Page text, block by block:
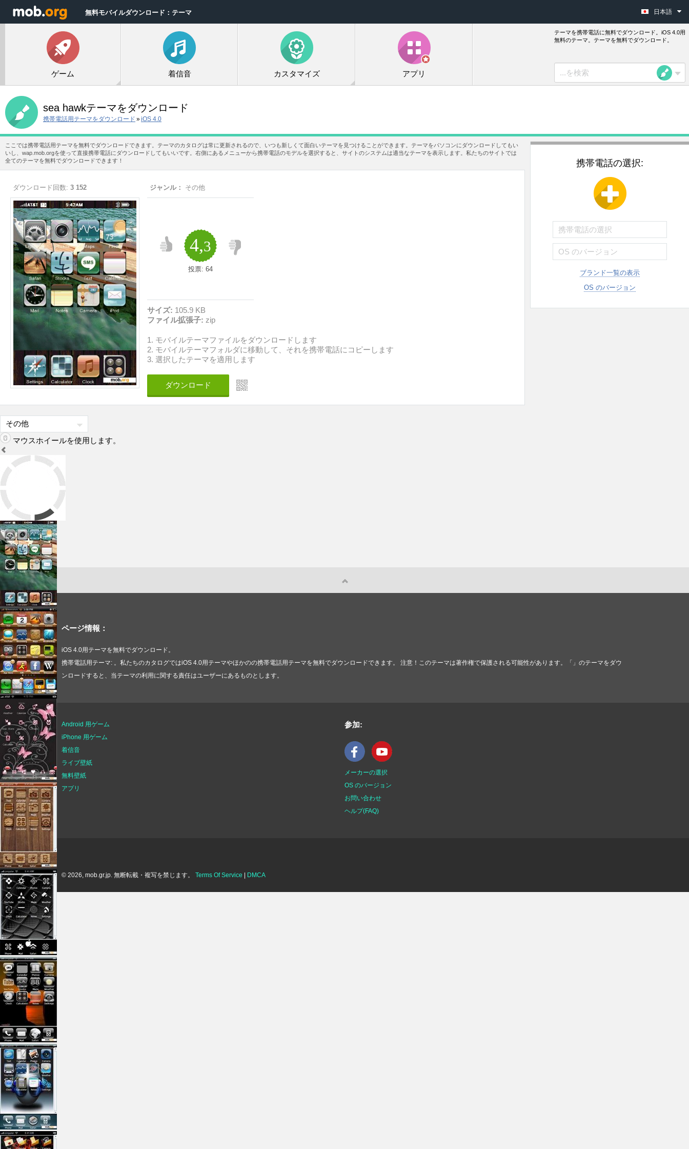
無料モバイルダウンロード：テーマ 日本語
ゲーム 着信音 カスタマイズ アプリ
テーマを携帯電話に無料でダウンロード。iOS 4.0用
無料のテーマ。テーマを無料でダウンロード。
sea hawkテーマをダウンロード
携帯電話用テーマをダウンロード »iOS 4.0
ここでは携帯電話用テーマを無料でダウンロードできます。テーマのカタログは常に更新されるので、いつも新しくて面白いテーマを見つけることができます。テーマをパソコンにダウンロードしてもい
いし、wap.mob.orgを使って直接携帯電話にダウンロードしてもいいです。右側にあるメニューから携帯電話のモデルを選択すると、サイトのシステムは適当なテーマを表示します。私たちのサイトでは
全てのテーマを無料でダウンロードできます！
ダウンロード回数: 3 152 ジャンル： その他
4,3
投票: 64
サイズ: 105.9 KB
ファイル拡張子: zip
1. モバイルテーマファイルをダウンロードします
2. モバイルテーマフォルダに移動して、それを携帯電話にコピーします
3. 選択したテーマを適用します
ダウンロード
マウスホイールを使用します。
携帯電話の選択:
ブランド一覧の表示
OS のバージョン
ページ情報：
iOS 4.0用テーマを無料でダウンロード。
携帯電話用テーマ: 。私たちのカタログではiOS 4.0用テーマやほかのの携帯電話用テーマを無料でダウンロードできます。 注意！このテーマは著作権で保護される可能性があります。「」のテーマをダウ
ンロードすると、当テーマの利用に関する責任はユーザーにあるものとします。
Android 用ゲーム
iPhone 用ゲーム
着信音
ライブ壁紙
無料壁紙
アプリ
参加:
メーカーの選択
OS のバージョン
お問い合わせ
ヘルプ(FAQ)
© 2026, mob.gr.jp. 無断転載・複写を禁じます。 Terms Of Service DMCA